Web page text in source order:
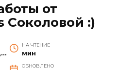
от
Соколовой :)
Администратор Студии
НА ЧТЕНИЕ
мин
ОБНОВЛЕНО